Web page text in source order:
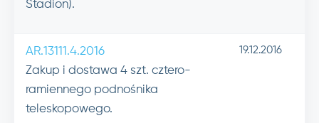
Stadion).
AR.13111.4.2016
Zakup i dostawa 4 szt. cztero-
ramiennego podnośnika
teleskopowego.
19.12.2016